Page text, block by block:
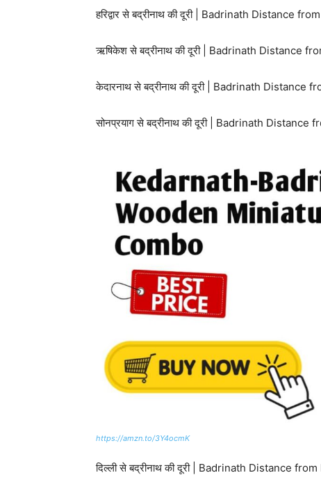
हरिद्वार से बद्रीनाथ की दूरी | Badrinath Distance
ऋषिकेश से बद्रीनाथ की दूरी | Badrinath Distance
केदारनाथ से बद्रीनाथ की दूरी | Badrinath Distance
सोनप्रयाग से बद्रीनाथ की दूरी | Badrinath
https://amzn.to/3Y4ocmK
दिल्ली से बद्रीनाथ की दूरी | Badrinath Distance